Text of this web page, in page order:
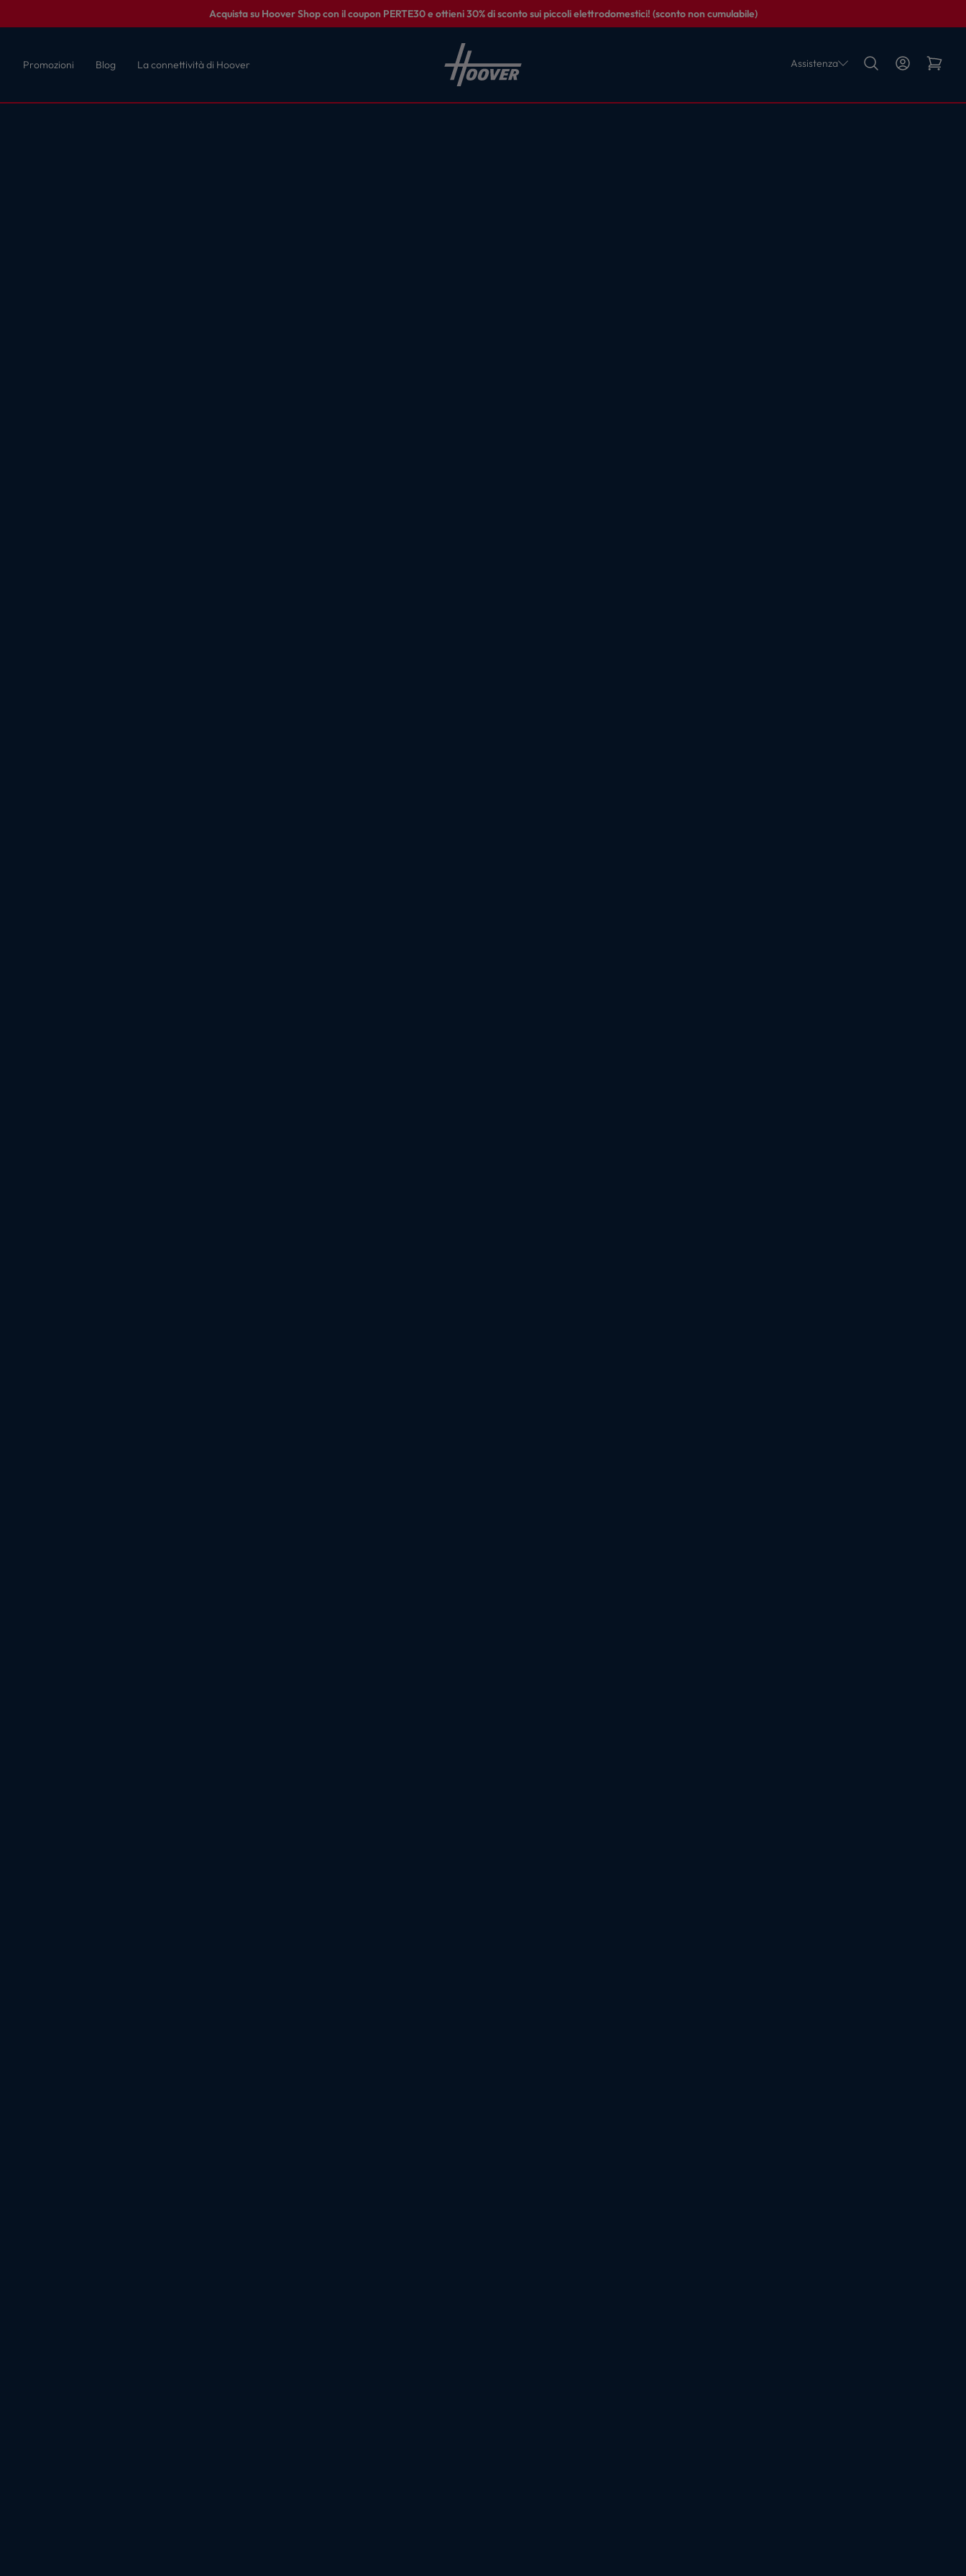
Acquista su Hoover Shop con il coupon PERTE30 e ottieni 30% di sconto sui piccoli elettrodomestici! (sconto non cumulabile)
Promozioni Blog La connettività di Hoover Assistenza